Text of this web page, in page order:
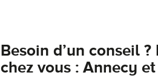
Besoin d’un conseil
chez vous : Annecy